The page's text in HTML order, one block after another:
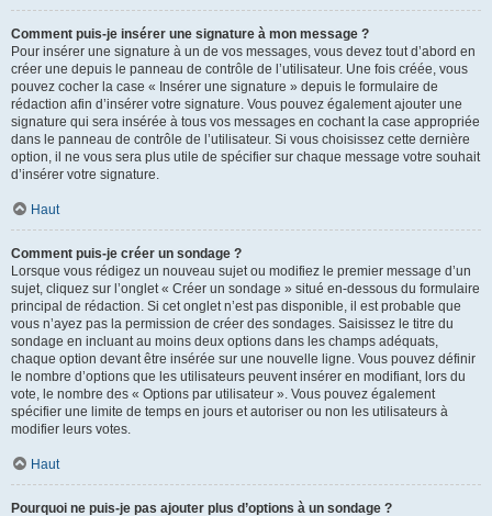
Comment puis-je insérer une signature à mon message ?
Pour insérer une signature à un de vos messages, vous devez tout d’abord en
créer une depuis le panneau de contrôle de l’utilisateur. Une fois créée, vous
pouvez cocher la case « Insérer une signature » depuis le formulaire de
rédaction afin d’insérer votre signature. Vous pouvez également ajouter une
signature qui sera insérée à tous vos messages en cochant la case appropriée
dans le panneau de contrôle de l’utilisateur. Si vous choisissez cette dernière
option, il ne vous sera plus utile de spécifier sur chaque message votre souhait
d’insérer votre signature.
Haut
Comment puis-je créer un sondage ?
Lorsque vous rédigez un nouveau sujet ou modifiez le premier message d’un
sujet, cliquez sur l’onglet « Créer un sondage » situé en-dessous du formulaire
principal de rédaction. Si cet onglet n’est pas disponible, il est probable que
vous n’ayez pas la permission de créer des sondages. Saisissez le titre du
sondage en incluant au moins deux options dans les champs adéquats,
chaque option devant être insérée sur une nouvelle ligne. Vous pouvez définir
le nombre d’options que les utilisateurs peuvent insérer en modifiant, lors du
vote, le nombre des « Options par utilisateur ». Vous pouvez également
spécifier une limite de temps en jours et autoriser ou non les utilisateurs à
modifier leurs votes.
Haut
Pourquoi ne puis-je pas ajouter plus d’options à un sondage ?